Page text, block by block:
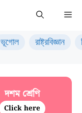
ভূগোল রাষ্ট্রবিজ্ঞান
দশম শ্রেণি
Click here